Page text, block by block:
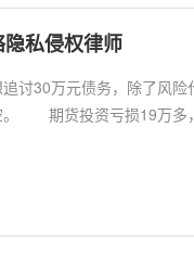
私侵权律师
万元债务，除了风险代
。 期货投资亏损19万多